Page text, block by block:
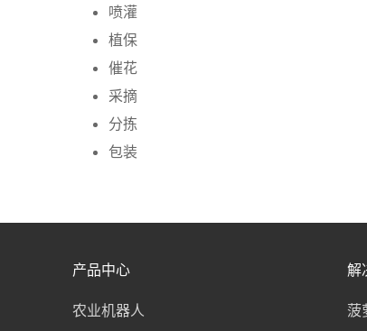
喷灌
植保
催花
采摘
分拣
包装
产品中心
农业机器人
解
菠